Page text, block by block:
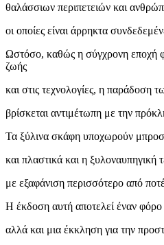
θαλάσσιων περιπετειών και
οι οποίες είναι άρρηκτα
Ωστόσο, καθώς η σύγχρονη εποχή
ζωής
και στις τεχνολογίες, η παράδοση
βρίσκεται αντιμέτωπη με την
Τα ξύλινα σκάφη υποχωρούν
και πλαστικά και η ξυλοναυπηγική
με εξαφάνιση περισσότερο από
Η έκδοση αυτή αποτελεί έναν
αλλά και μια έκκληση για την